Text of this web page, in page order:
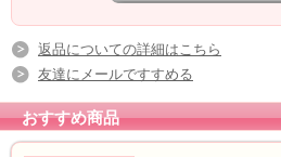
返品についての詳細はこちら
友達にメールですすめる
おすすめ商品